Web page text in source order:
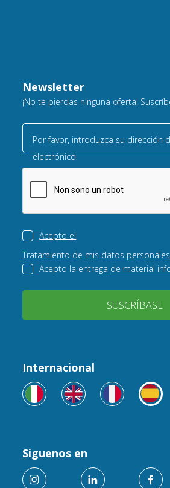
Newsletter
¡No te pierdas ninguna oferta!
Por favor, introduzca su dirección
electrónico
Acepto el
Tratamiento de mis datos personales
Acepto la entrega de material
SUSCRÍBASE
Internacional
Siguenos en